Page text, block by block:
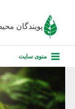
پویندگان
منوی سایت